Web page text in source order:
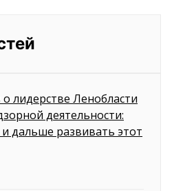
лидерстве Ленобласти
деятельности:
дальше развивать этот